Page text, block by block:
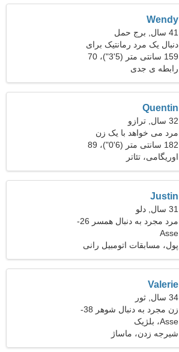
Wendy
41 سال, برج حمل
دنبال یک مرد رمانتیک برای
کمپینگ هستم
159 سانتی متر (5'3")، 70
کیلوگرم (154 پوند)
رابطه ی جدی
Quentin
32 سال, ترازو
مرد می خواهد با یک زن
ملاقات کند
182 سانتی متر (6'0")، 89
کیلوگرم (196 پوند)
اوریگامی، تئاتر
Justin
31 سال, دلو
مرد مجرد به دنبال همسر 26-
31
Asse
پول، مسابقات اتومبیل رانی
Valerie
34 سال, ثور
زن مجرد به دنبال شوهر 38-
41
Asse، بلژیک
شیرجه زدن، ماساژ